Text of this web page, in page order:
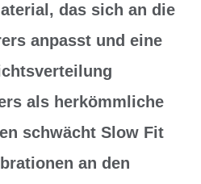
das sich an die
anpasst und eine
als herkömmliche
schwächt Slow Fit
an den